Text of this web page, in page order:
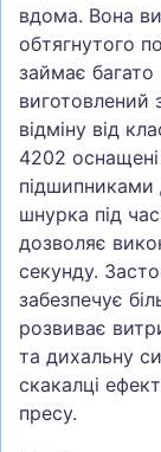
вдома. Вона
обтягнутого
займає багато
виготовлений
відміну від
4202
підшипниками
шнурка під
дозволяє
секунду.
забезпечує
розвиває
та дихальну
скакалці
пресу.